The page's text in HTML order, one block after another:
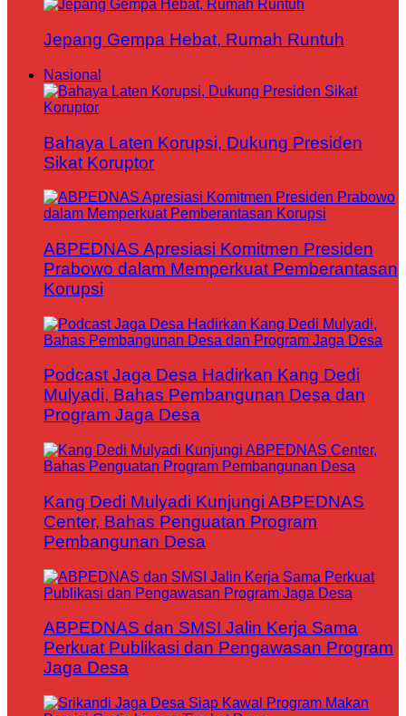
Jepang Gempa Hebat, Rumah Runtuh
Nasional
Bahaya Laten Korupsi, Dukung Presiden
Sikat Koruptor
ABPEDNAS Apresiasi Komitmen Presiden
Prabowo dalam Memperkuat Pemberantasan
Korupsi
Podcast Jaga Desa Hadirkan Kang Dedi
Mulyadi, Bahas Pembangunan Desa dan
Program Jaga Desa
Kang Dedi Mulyadi Kunjungi ABPEDNAS
Center, Bahas Penguatan Program
Pembangunan Desa
ABPEDNAS dan SMSI Jalin Kerja Sama
Perkuat Publikasi dan Pengawasan Program
Jaga Desa